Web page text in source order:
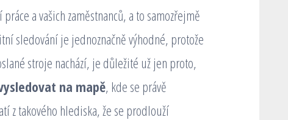
a vašich zaměstnanců, a to samozřejmě
sledování je jednoznačně výhodné, protože
stroje nachází, je důležité už jen proto,
na mapě, kde se právě
z takového hlediska, že se prodlouží